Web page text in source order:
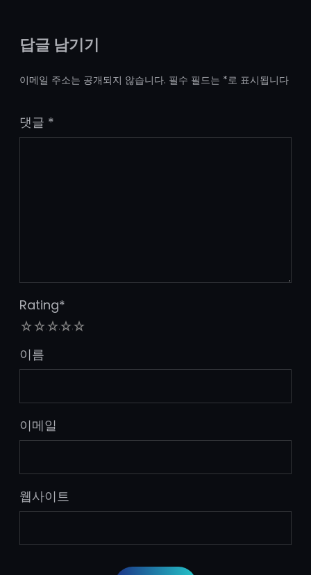
답글 남기기
이메일 주소는 공개되지 않습니다. 필수 필드는 *로 표시됩니다
댓글 *
Rating*
5
4
3
2
이름
이메일
웹사이트